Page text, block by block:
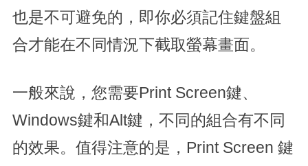
也是不可避免的，即你必須記住鍵盤組
合才能在不同情況下截取螢幕畫面。
一般來說，您需要Print Screen鍵、
Windows鍵和Alt鍵，不同的組合有不同
的效果。值得注意的是，Print Screen 鍵